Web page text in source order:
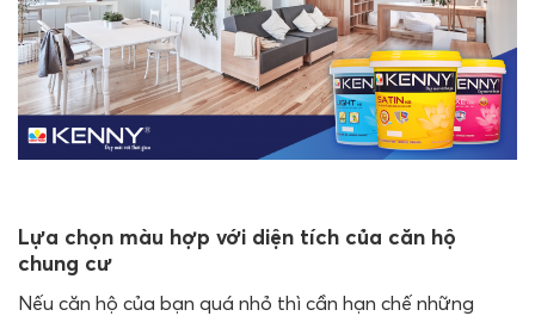
Lựa chọn màu hợp với diện tích của căn hộ
chung cư
Nếu căn hộ của bạn quá nhỏ thì cần hạn chế những